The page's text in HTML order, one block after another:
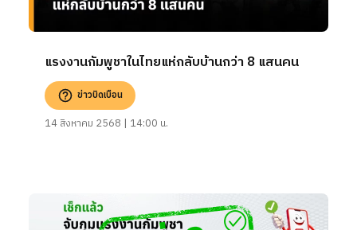
แรงงานกัมพูชาในไทยแห่กลับบ้านกว่า 8 แสนคน
ข่าวบิดเบือน
14 สิงหาคม 2568 | 14:00 น.